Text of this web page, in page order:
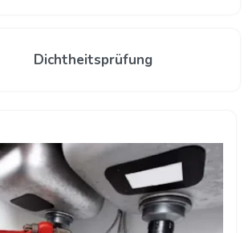
Dichtheitsprüfung